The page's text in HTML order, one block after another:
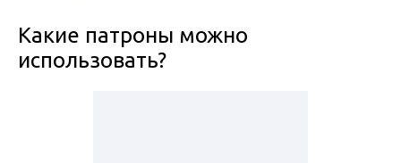
Какие патроны можно
использовать?